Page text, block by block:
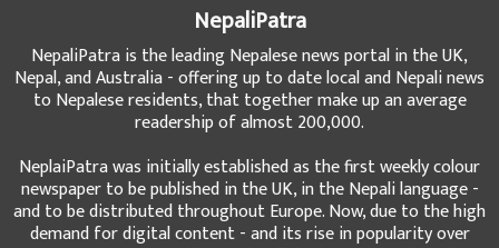
NepaliPatra
NepaliPatra is the leading Nepalese news portal in the UK,
Nepal, and Australia - offering up to date local and Nepali news
to Nepalese residents, that together make up an average
readership of almost 200,000.
NeplaiPatra was initially established as the first weekly colour
newspaper to be published in the UK, in the Nepali language -
and to be distributed throughout Europe. Now, due to the high
demand for digital content - and its rise in popularity over